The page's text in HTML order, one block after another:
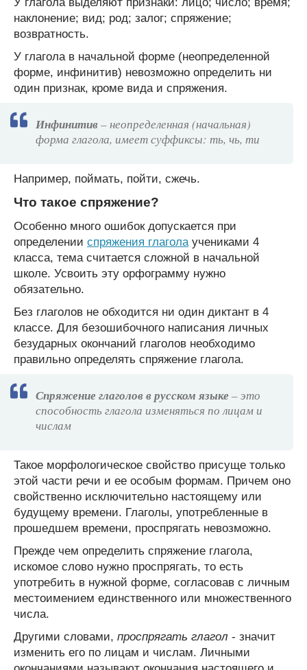
наклонение; вид; род; залог; спряжение;
возвратность.
У глагола в начальной форме (неопределенной
форме, инфинитив) невозможно определить ни
один признак, кроме вида и спряжения.
Инфинитив– неопределенная (начальная)
форма глагола, имеет суффиксы: ть, чь, ти
Например, поймать, пойти, сжечь.
Что такое спряжение?
Особенно много ошибок допускается при
определении спряжения глагола учениками 4
класса, тема считается сложной в начальной
школе. Усвоить эту орфограмму нужно
обязательно.
Без глаголов не обходится ни один диктант в 4
классе. Для безошибочного написания личных
безударных окончаний глаголов необходимо
правильно определять спряжение глагола.
Спряжение глаголов в русском языке – это
способность глагола изменяться по лицам и
числам
Такое морфологическое свойство присуще только
этой части речи и ее особым формам. Причем оно
свойственно исключительно настоящему или
будущему времени. Глаголы, употребленные в
прошедшем времени, проспрягать невозможно.
Прежде чем определить спряжение глагола,
искомое слово нужно проспрягать, то есть
употребить в нужной форме, согласовав с личным
местоимением единственного или множественного
числа.
Другими словами, проспрягать глагол - значит
изменить его по лицам и числам. Личными